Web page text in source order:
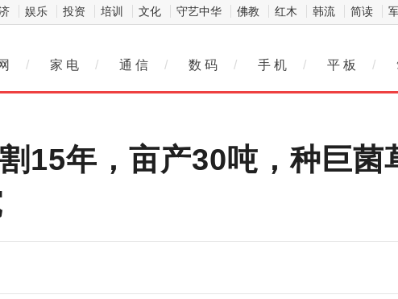
娱乐 投资 培训 文化 守艺中华 佛教 红木 韩流 简读
/ 家 电 / 通 信 / 数 码 / 手 机 / 平 板 /
15年，亩产30吨，种巨菌